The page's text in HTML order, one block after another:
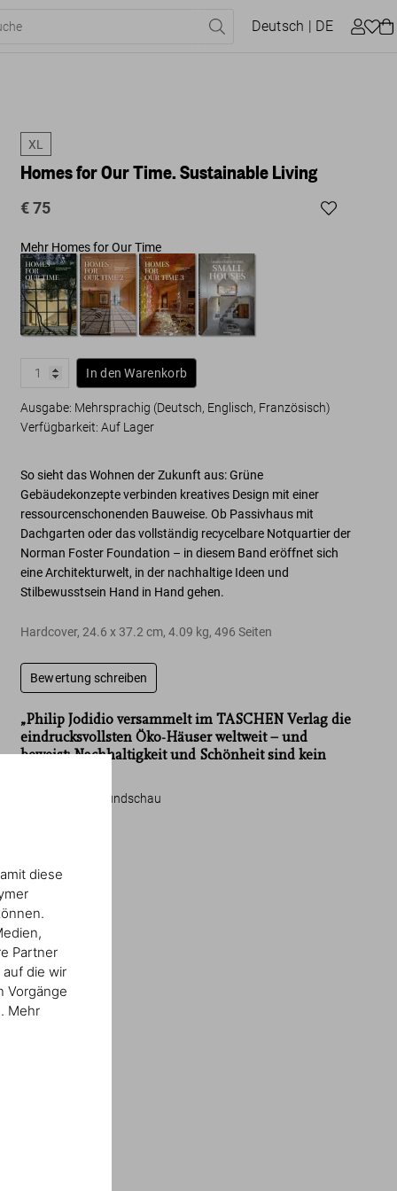
diese
Partner
die wir
Vorgänge
Mehr
Deutsch | DE
XL
Homes for Our Time. Sustainable Living
€ 75
Mehr Homes for Our Time
In den Warenkorb
Ausgabe: Mehrsprachig (Deutsch, Englisch, Französisch)
Verfügbarkeit:Auf Lager
So sieht das Wohnen der Zukunft aus: Grüne
Gebäudekonzepteverbinden kreatives Design mit einer
ressourcenschonenden Bauweise. Ob Passivhaus mit
Dachgarten oder das vollständig recycelbare Notquartier der
Norman Foster Foundation – in diesem Band eröffnet sich
eine Architekturwelt, in der nachhaltige Ideen und
Stilbewusstsein Hand in Hand gehen.
Hardcover,24.6 x 37.2 cm,4.09 kg,496 Seiten
Bewertung schreiben
„Philip Jodidio versammelt im TASCHEN Verlag die
eindrucksvollsten Öko-Häuser weltweit – und
beweist: Nachhaltigkeit und Schönheit sind kein
Frankfurter Rundschau
Homes for Our Time. Sustainable Living